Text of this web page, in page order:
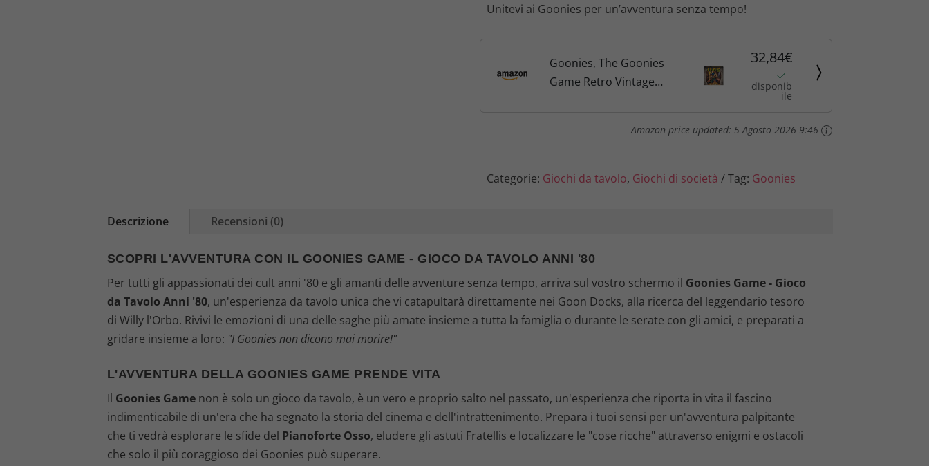
Unitevi ai Goonies per un’avventura senza tempo!
Goonies, The Goonies
Game Retro Vintage
bambini dai 10 anni in
32,84€
disponib
ile
Amazon price updated: 5 Agosto 2026 9:46
Categorie: Giochi da tavolo, Giochi di società Tag: Goonies
Descrizione Recensioni (0)
SCOPRI L'AVVENTURA CON IL GOONIES GAME - GIOCO DA TAVOLO ANNI '80
Per tutti gli appassionati dei cult anni '80 e gli amanti delle avventure senza tempo, arriva sul vostro schermo il Goonies Game - Gioco
da Tavolo Anni '80, un'esperienza da tavolo unica che vi catapultarà direttamente nei Goon Docks, alla ricerca del leggendario tesoro
di Willy l'Orbo. Rivivi le emozioni di una delle saghe più amate insieme a tutta la famiglia o durante le serate con gli amici, e preparati a
gridare insieme a loro: "I Goonies non dicono mai morire!"
L'AVVENTURA DELLA GOONIES GAME PRENDE VITA
Il Goonies Gamenon è solo un gioco da tavolo, è un vero e proprio salto nel passato, un'esperienza che riporta in vita il fascino
indimenticabile di un'era che ha segnato la storia del cinema e dell'intrattenimento. Prepara i tuoi sensi per un'avventura palpitante
che ti vedrà esplorare le sfide del Pianoforte Osso, eludere gli astuti Fratellis e localizzare le "cose ricche" attraverso enigmi e ostacoli
che solo il più coraggioso dei Goonies può superare.